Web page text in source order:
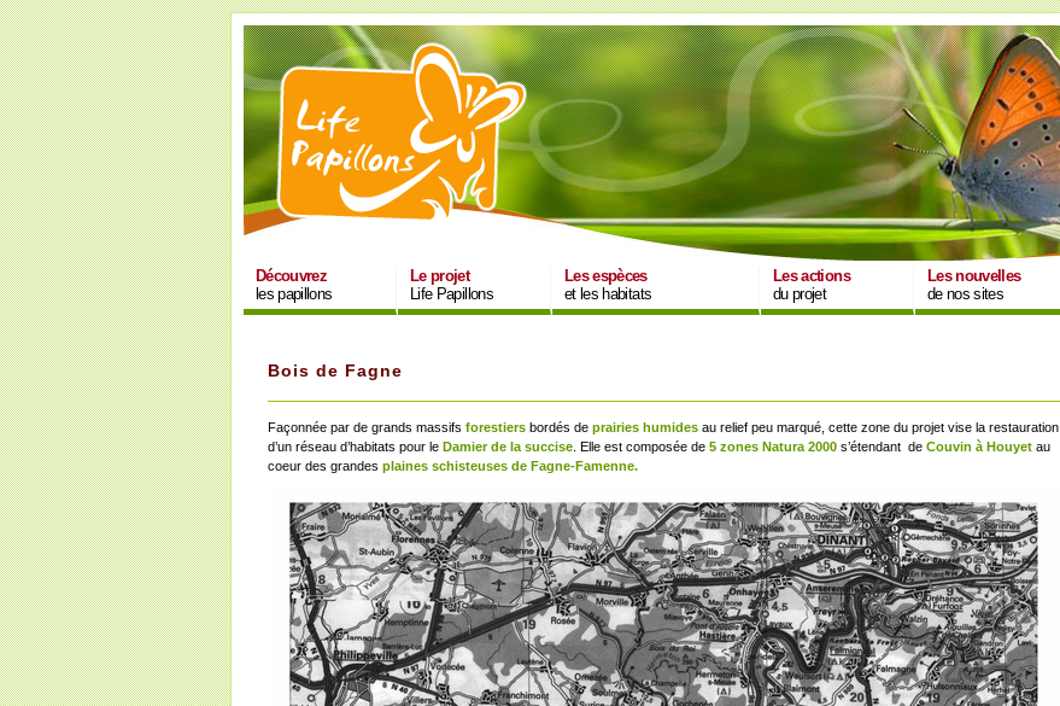
Découvrez
les papillons
Le projet
Life Papillons
Les espèces
et les habitats
Les actions
du projet
Les nouvelles
de nos sites
Bois de Fagne
Façonnée par de grands massifs forestiers bordés de prairies humides au relief peu marqué, cette zone du projet vise la restauration
d’un réseau d’habitats pour le Damier de la succise . Elle est composée de 5 zones Natura 2000 s’étendant de Couvin à Houyet au
coeur des grandes plaines schisteuses de Fagne-Famenne.